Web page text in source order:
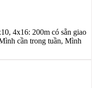
4x16: 200m có sẵn giao
cần trong tuần, Mình